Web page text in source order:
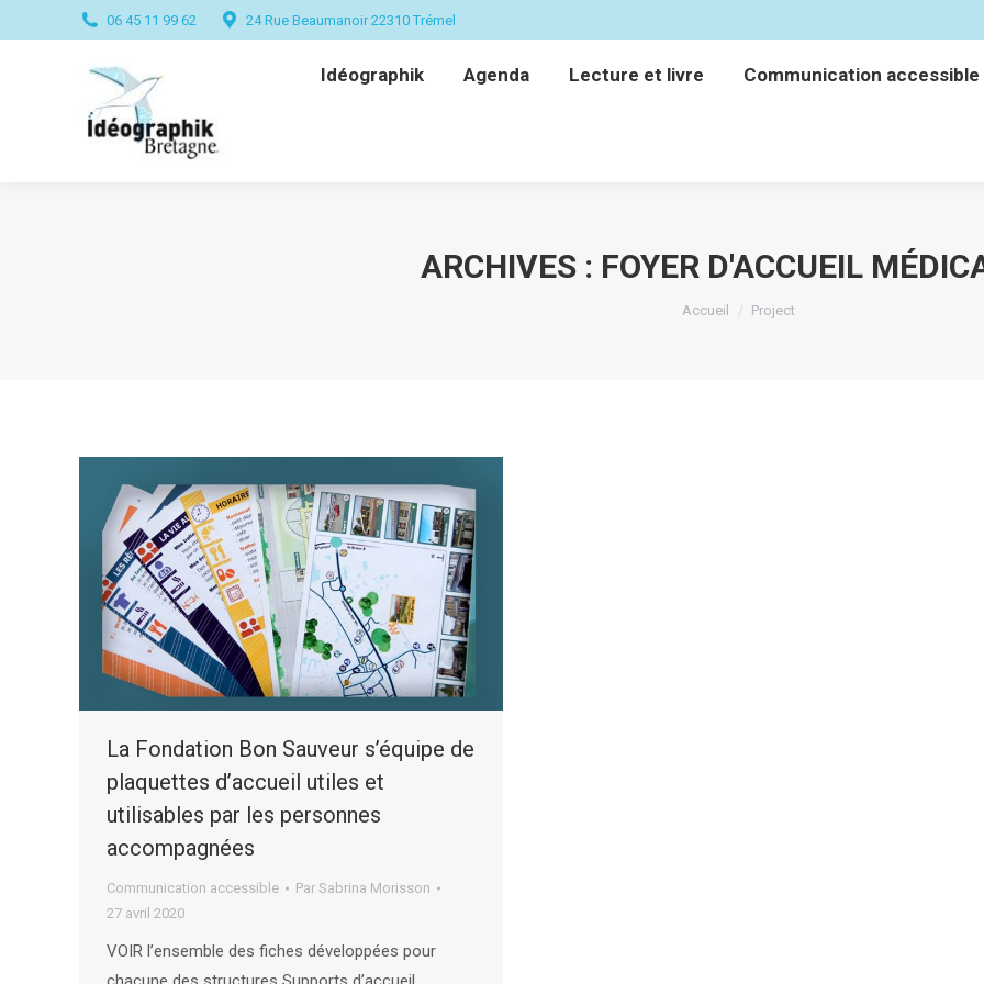
06 45 11 99 62 24 Rue Beaumanoir 22310 Trémel
Idéographik Agenda Lecture et livre Communication accessible
ARCHIVES : FOYER D'ACCUEIL
Vous êtes ici :
Accueil Project
La Fondation Bon Sauveur s’équipe de
plaquettes d’accueil utiles et
utilisables par les personnes
accompagnées
Communication accessible Par Sabrina Morisson
27 avril 2020
VOIR l’ensemble des fiches développées pour
Idéographik Agenda Lecture et livre Communication accessible